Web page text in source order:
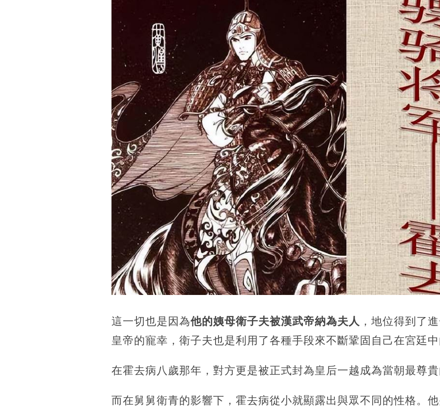
這一切也是因為他的姨母衛子夫被漢武帝納為夫人 ，地位得到了
皇帝的寵幸，衛子夫也是利用了各種手段來不斷鞏固自己在宮廷
在霍去病八歲那年，對方更是被正式封為皇后一越成為當朝最尊
而在舅舅衛青的影響下，霍去病從小就顯露出與眾不同的性格。